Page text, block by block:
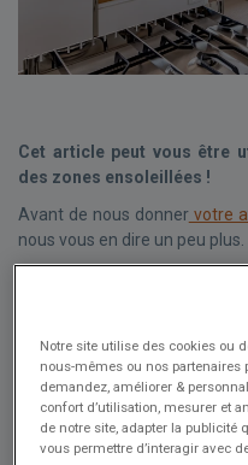
Cet article peut vous être
des zones ensoleillées !
Avant de nous donnervotre
nous vous en dire un peu plus.
niveau de confort bien
chauffé vieillit mieux que
réflexion…
Depuis quelques années, les
Notre site utilise des cookies ou
nous-mêmes ou nos
demandez, améliorer &
confort d’utilisation, mesurer et
de notre site, adapter la publicité
vous permettre d’interagir avec